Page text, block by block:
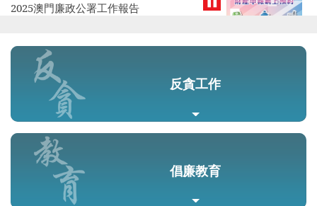
2025澳門廉政公署工作報告 青少年誠信大使
反貪工作
倡廉教育